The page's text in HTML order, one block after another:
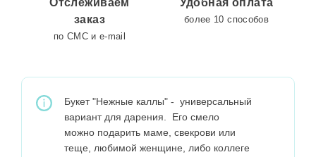
Отслеживаем
заказ
по СМС и e-mail
Удобная оплата
более 10 способов
Букет "Нежные каллы" - универсальный
вариант для дарения. Его смело
можно подарить маме, свекрови или
теще, любимой женщине, либо коллеге